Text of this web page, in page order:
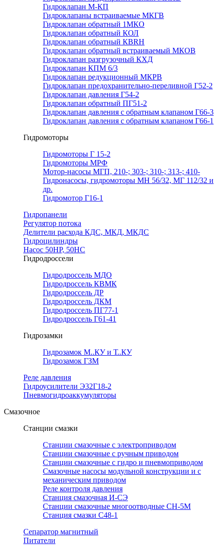
Гидроклапан М-КП
Гидроклапаны встраиваемые МКГВ
Гидроклапан обратный 1МКО
Гидроклапан обратный КОЛ
Гидроклапан обратный КВRН
Гидроклапан обратный встраиваемый МКОВ
Гидроклапан разгрузочный КХД
Гидроклапан КПМ 6/3
Гидроклапан редукционный МКРВ
Гидроклапан предохранительно-переливной Г52-2
Гидроклапан давления Г54-2
Гидроклапан обратный ПГ51-2
Гидроклапан давления с обратным клапаном Г66-3
Гидроклапан давления с обратным клапаном Г66-1
Гидромоторы
Гидромоторы Г 15-2
Гидромоторы МРФ
Мотор-насосы МГП, 210-; 303-; 310-; 313-; 410-
Гидронасосы, гидромоторы МН 56/32, МГ 112/32 и
др.
Гидромотор Г16-1
Гидропанели
Регулятор потока
Делители расхода КДС, МКД, МКДС
Гидроцилиндры
Насос 50НР, 50НС
Гидродроссели
Гидродроссель МДО
Гидродроссель КВМК
Гидродроссель ДР
Гидродроссель ДКМ
Гидродроссель ПГ77-1
Гидродроссель Г61-41
Гидрозамки
Гидрозамок М..КУ и Т..КУ
Гидрозамок ГЗМ
Реле давления
Гидроусилители Э32Г18-2
Пневмогидроаккумуляторы
Смазочное
Станции смазки
Станции смазочные с электроприводом
Станции смазочные с ручным приводом
Станции смазочные с гидро и пневмоприводом
Смазочные насосы модульной конструкции и с
механическим приводом
Реле контроля давления
Станция смазочная И-СЭ
Станции смазочные многоотводные СН-5М
Станция смазки С48-1
Сепаратор магнитный
Питатели